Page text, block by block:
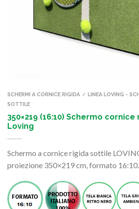
SCHERMI A CORNICE RIGIDA / LINEA LOVING -
SOTTILE
350×219 (16:10) Schermo
Loving
Schermo a cornice rigida sottile
proiezione 350×219 cm, formato 16:10.